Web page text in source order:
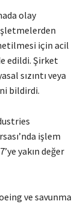
olay
için acil
edildi. Şirket
sızıntı veya
bildirdi.
işlem
yakın değer
ve savunma